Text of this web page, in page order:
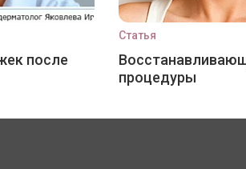
после
Статья
процедуры